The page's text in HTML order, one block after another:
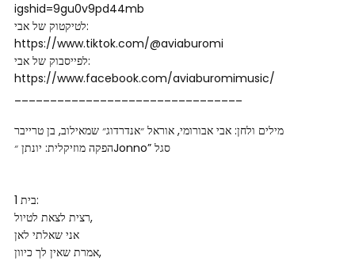
igshid=9gu0v9pd44mb
לטיקטוק של אבי:
https://www.tiktok.com/@aviaburomi
לפייסבוק של אבי:
https://www.facebook.com/aviaburomimusic/
מילים ולחן: אבי אבורומי, אוראל ״אנדרדוג״ שמאילוב, בן טרייבר
הפקה מוזיקלית: יונתן ״Jonno” סגל
בית 1:
רצית לצאת לטיול,
אני שאלתי לאן
אמרת שאין לך כיוון,